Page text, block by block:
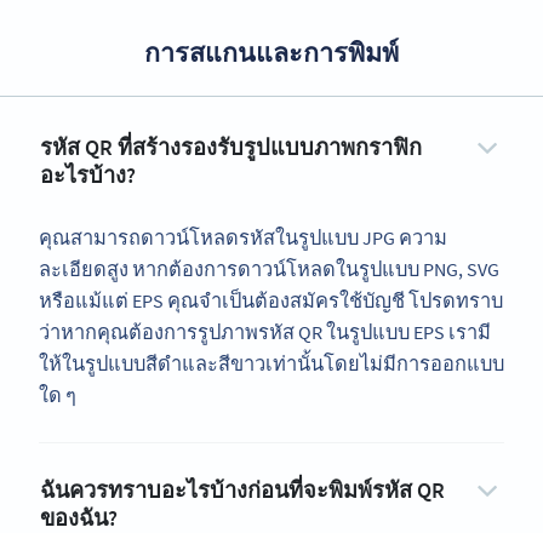
การสแกนและการพิมพ์
รหัส QR ที่สร้างรองรับรูปแบบภาพกราฟิก
อะไรบ้าง?
คุณสามารถดาวน์โหลดรหัสในรูปแบบ JPG ความ
ละเอียดสูง หากต้องการดาวน์โหลดในรูปแบบ PNG, SVG
หรือแม้แต่ EPS คุณจำเป็นต้องสมัครใช้บัญชี โปรดทราบ
ว่าหากคุณต้องการรูปภาพรหัส QR ในรูปแบบ EPS เรามี
ให้ในรูปแบบสีดำและสีขาวเท่านั้นโดยไม่มีการออกแบบ
ใด ๆ
ฉันควรทราบอะไรบ้างก่อนที่จะพิมพ์รหัส QR
ของฉัน?